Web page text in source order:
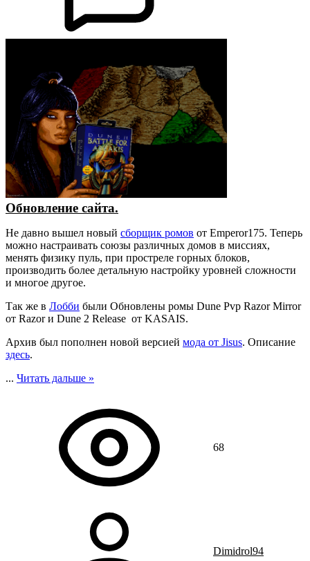
Обновление сайта.
Не давно вышел новый сборщик ромов от Emperor175. Теперь
можно настраивать союзы различных домов в миссиях,
менять физику пуль, при простреле горных блоков,
производить более детальную настройку уровней сложности
и многое другое.
Так же в Лобби были Обновлены ромы Dune Pvp Razor Mirror
от Razor и Dune 2 Release от KASAIS.
Архив был пополнен новой версией мода от Jisus. Описание
здесь.
... Читать дальше »
68
Dimidrol94